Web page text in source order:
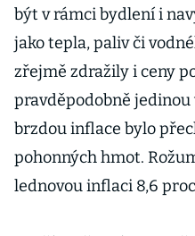
být v rámci bydlení i
jako tepla, paliv či
zřejmě zdražily i ceny
pravděpodobně
brzdou inflace bylo
pohonných hmot.
lednovou inflaci 8,6